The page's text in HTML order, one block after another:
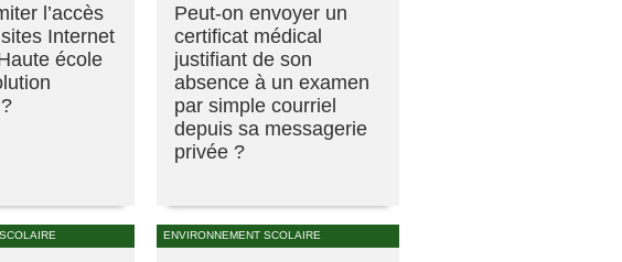
l’accès
Internet
école
Peut-on envoyer un
certificat médical
justifiant de son
absence à un examen
par simple courriel
depuis sa messagerie
privée ?
ENVIRONNEMENT SCOLAIRE